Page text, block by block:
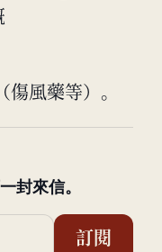
風藥等）。
封來信。
訂閱